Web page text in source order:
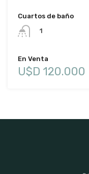
Cuartos de baño
1
En Venta
U$D 120.000